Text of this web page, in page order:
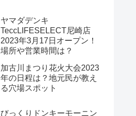
ヤマダデンキ
TeccLIFESELECT尼崎店
2023年3月17日オープン！
場所や営業時間は？
加古川まつり花火大会2023
年の日程は？地元民が教え
る穴場スポット
びっくりドンキーモーニン